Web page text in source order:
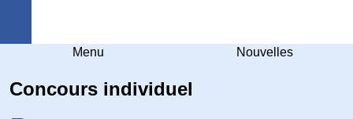
Menu Nouvelles
Concours individuel